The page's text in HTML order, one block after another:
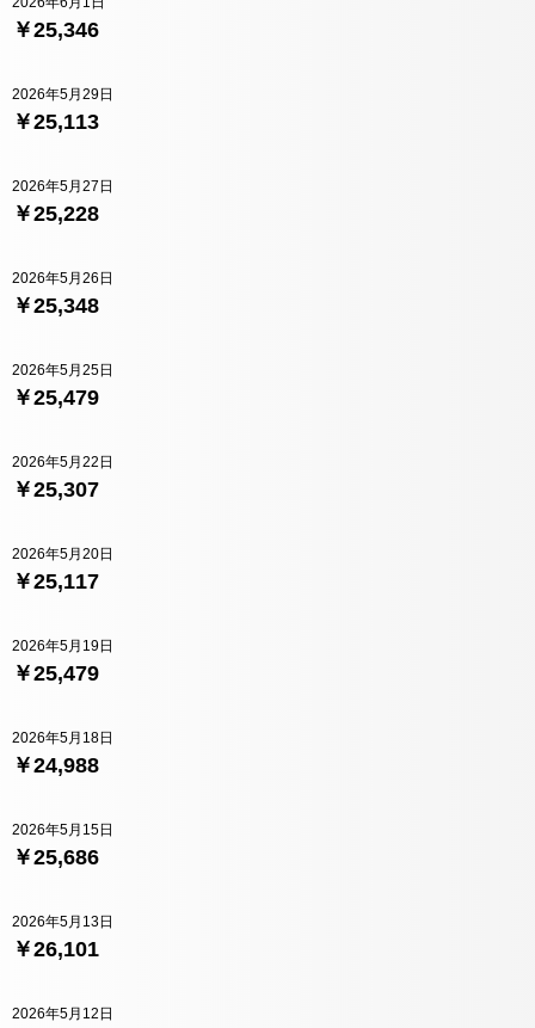
￥25,346
￥25,113
2026年5月29日
￥25,228
2026年5月27日
￥25,348
2026年5月26日
￥25,479
2026年5月25日
￥25,307
2026年5月22日
￥25,117
2026年5月20日
￥25,479
2026年5月19日
￥24,988
2026年5月18日
￥25,686
2026年5月15日
￥26,101
2026年5月13日
2026年5月12日